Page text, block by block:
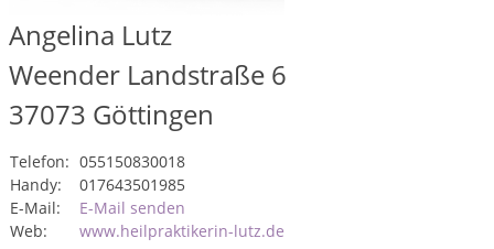
Angelina Lutz
Weender Landstraße 6
37073 Göttingen
Telefon: 055150830018
Handy:
017643501985
E-Mail:
E-Mail senden
Web:
www.heilpraktikerin-lutz.de